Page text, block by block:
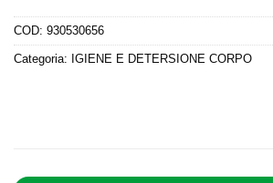
COD: 930530656
Categoria: IGIENE E DETERSIONE CORPO